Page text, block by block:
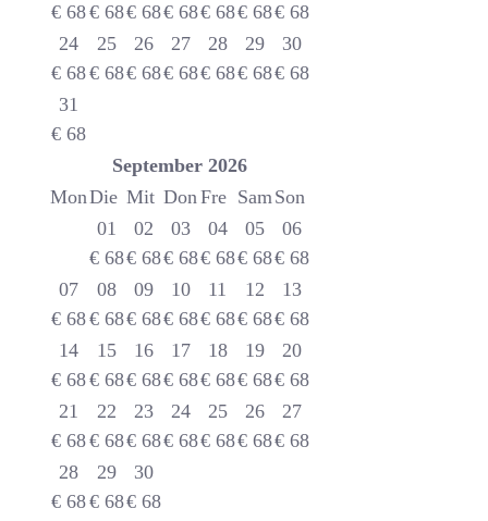
€ 68€ 68€ 68€ 68€ 68€ 68€ 68
24
€ 68
25
€ 68
26
€ 68
27
€ 68
28
€ 68
29
€ 68
30
€ 68
31
€ 68
September 2026
MonDie Mit DonFre SamSon
01
€ 68
02
€ 68
03
€ 68
04
€ 68
05
€ 68
06
€ 68
07
€ 68
08
€ 68
09
€ 68
10
€ 68
11
€ 68
12
€ 68
13
€ 68
14
€ 68
15
€ 68
16
€ 68
17
€ 68
18
€ 68
19
€ 68
20
€ 68
21
€ 68
22
€ 68
23
€ 68
24
€ 68
25
€ 68
26
€ 68
27
€ 68
28
€ 68
29
€ 68
30
€ 68